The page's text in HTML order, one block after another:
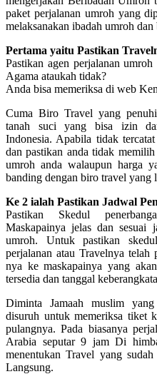
paket perjalanan umroh yang
melaksanakan ibadah umroh
Pertama yaitu Pastikan
Pastikan agen perjalanan
Agama ataukah tidak?
Anda bisa memeriksa di web
Cuma Biro Travel yang
tanah suci yang bisa izin
Indonesia. Apabila tidak
dan pastikan anda tidak
umroh anda walaupun harga
banding dengan biro travel yang
Ke 2 ialah Pastikan Jadwal
Pastikan Skedul
Maskapainya jelas dan sesuai
umroh. Untuk pastikan
perjalanan atau Travelnya
nya ke maskapainya yang
tersedia dan tanggal
Diminta Jamaah muslim
disuruh untuk memeriksa tiket
pulangnya. Pada biasanya
Arabia seputar 9 jam Di
menentukan Travel yang
Langsung.